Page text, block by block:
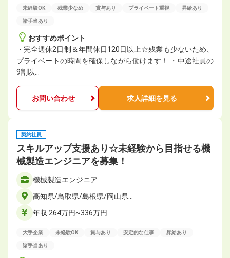
未経験OK 残業少なめ 賞与あり プライベート重視 昇給あり
諸手当あり
おすすめポイント
・完全週休2日制＆年間休日120日以上☆残業も少ないため、
プライベートの時間を確保しながら働けます！ ・中途社員の
9割以…
お問い合わせ 求人詳細を見る
契約社員
スキルアップ支援あり☆未経験から目指せる機
械製造エンジニアを募集！
機械製造エンジニア
高知県/鳥取県/島根県/岡山県…
年収 264万円~336万円
大手企業 未経験OK 賞与あり 安定的な仕事 昇給あり
諸手当あり